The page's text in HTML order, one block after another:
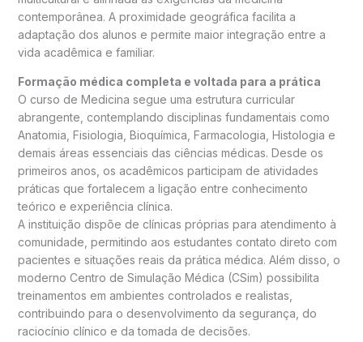
contemporânea. A proximidade geográfica facilita a
adaptação dos alunos e permite maior integração entre a
vida acadêmica e familiar.
Formação médica completa e voltada para a prática
O curso de Medicina segue uma estrutura curricular
abrangente, contemplando disciplinas fundamentais como
Anatomia, Fisiologia, Bioquímica, Farmacologia, Histologia e
demais áreas essenciais das ciências médicas. Desde os
primeiros anos, os acadêmicos participam de atividades
práticas que fortalecem a ligação entre conhecimento
teórico e experiência clínica.
A instituição dispõe de clínicas próprias para atendimento à
comunidade, permitindo aos estudantes contato direto com
pacientes e situações reais da prática médica. Além disso, o
moderno Centro de Simulação Médica (CSim) possibilita
treinamentos em ambientes controlados e realistas,
contribuindo para o desenvolvimento da segurança, do
raciocínio clínico e da tomada de decisões.